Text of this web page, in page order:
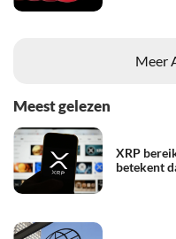
Meer
Meest gelezen
XRP
betekent